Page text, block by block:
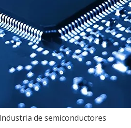
Industria de semiconductores